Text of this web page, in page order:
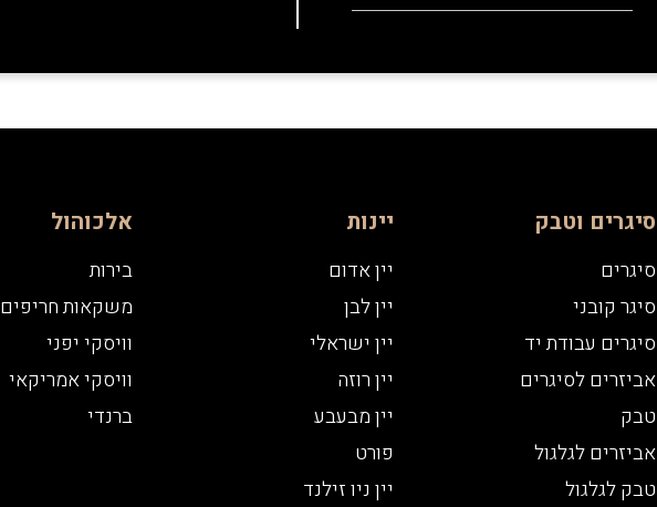
סיגרים וטבק
סיגרים
סיגר קובני
סיגרים עבודת יד
אביזרים לסיגרים
טבק
אביזרים לגלגול
טבק לגלגול
יינות
יין אדום
יין לבן
יין ישראלי
יין רוזה
יין מבעבע
פורט
יין ניו זילנד
אלכוהול
בירות
משקאות חריפים
וויסקי יפני
וויסקי אמריקאי
ברנדי